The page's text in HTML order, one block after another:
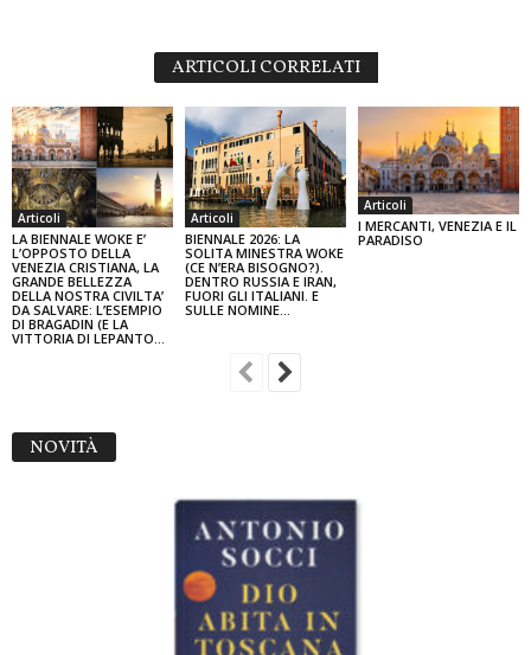
ARTICOLI CORRELATI
Articoli
LA BIENNALE WOKE E’
L’OPPOSTO DELLA
VENEZIA CRISTIANA, LA
GRANDE BELLEZZA
DELLA NOSTRA CIVILTA’
DA SALVARE: L’ESEMPIO
DI BRAGADIN (E LA
VITTORIA DI LEPANTO...
Articoli
BIENNALE 2026: LA
SOLITA MINESTRA WOKE
(CE N’ERA BISOGNO?).
DENTRO RUSSIA E IRAN,
FUORI GLI ITALIANI. E
SULLE NOMINE…
Articoli
I MERCANTI, VENEZIA E IL
PARADISO
NOVITÀ